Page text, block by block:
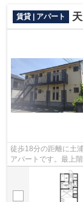
賃貸 | アパート
徒歩18分の距離に土
アパートです。最上
と知識の豊富なアパ